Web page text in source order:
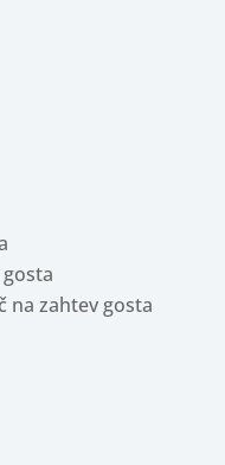
na zahtev gosta